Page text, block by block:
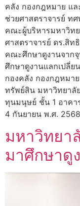
คลัง กองกฎหมาย แ
ช่วยศาสตราจารย์ ท
คณะผู้บริหารมหาวิทย
ศาสตราจารย์ ดร.สิท
คณะศึกษาดูงานจาก
ศึกษาดูงานแลกเปลี่ย
กองคลัง กองกฎหมา
ทรัพย์สิน มหาวิทยาลั
ทุนมนุษย์ ชั้น 1 อาคา
4 กันยายน พ.ศ. 2568
มหาวิทยา
มาศึกษาดู